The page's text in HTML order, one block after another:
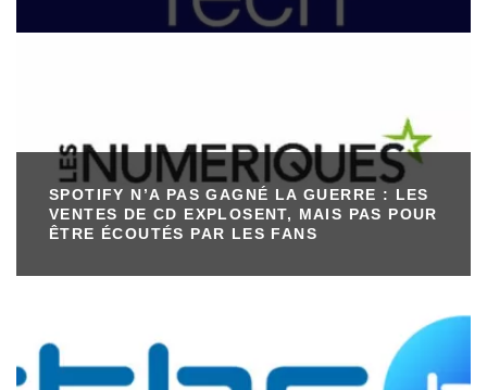
SPOTIFY N’A PAS GAGNÉ LA GUERRE : LES
VENTES DE CD EXPLOSENT, MAIS PAS POUR
ÊTRE ÉCOUTÉS PAR LES FANS